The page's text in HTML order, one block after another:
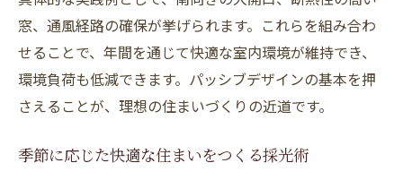
窓、通風経路の確保が挙げられます。これらを組み合わ
せることで、年間を通じて快適な室内環境が維持でき、
環境負荷も低減できます。パッシブデザインの基本を押
さえることが、理想の住まいづくりの近道です。
季節に応じた快適な住まいをつくる採光術